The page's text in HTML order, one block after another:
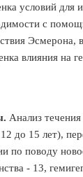
условий для
с
Эсмерона,
влияния на
Анализ
до 15 лет),
по поводу
- 13,